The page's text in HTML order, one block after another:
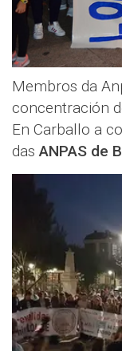
Membros da
concentración
En Carballo a
dasANPAS de